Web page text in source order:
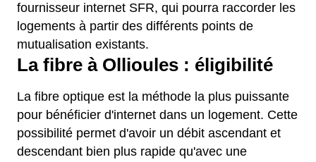
fournisseur internet SFR, qui pourra raccorder les
logements à partir des différents points de
mutualisation existants.
La fibre à Ollioules : éligibilité
La fibre optique est la méthode la plus puissante
pour bénéficier d'internet dans un logement. Cette
possibilité permet d'avoir un débit ascendant et
descendant bien plus rapide qu'avec une